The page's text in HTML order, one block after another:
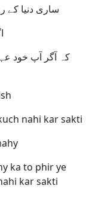
ساری دنیا کے
کہ آگر آپ خود
nahi kar sakti
ka to phir ye
kar sakti